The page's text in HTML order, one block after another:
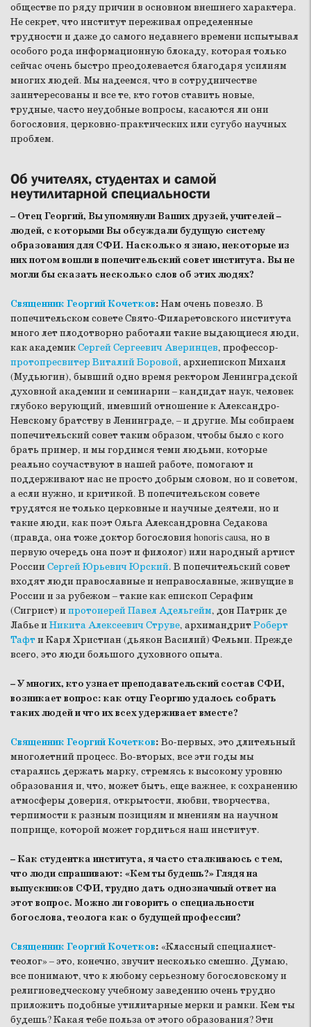
обществе по ряду причин в основном внешнего характера.
Не секрет, что институт переживал определенные
трудности и даже до самого недавнего времени испытывал
особого рода информационную блокаду, которая только
сейчас очень быстро преодолевается благодаря усилиям
многих людей. Мы надеемся, что в сотрудничестве
заинтересованы и все те, кто готов ставить новые,
трудные, часто неудобные вопросы, касаются ли они
богословия, церковно-практических или сугубо научных
проблем.
Об учителях, студентах и самой
неутилитарной специальности
– Отец Георгий, Вы упомянули Ваших друзей, учителей –
людей, с которыми Вы обсуждали будущую систему
образования для СФИ. Насколько я знаю, некоторые из
них потом вошли в попечительский совет института. Вы не
могли бы сказать несколько слов об этих людях?
Священник Георгий Кочетков: Нам очень повезло. В
попечительском совете Свято-Филаретовского института
много лет плодотворно работали такие выдающиеся люди,
как академикСергей Сергеевич Аверинцев, профессор-
протопресвитер Виталий Боровой, архиепископ Михаил
(Мудьюгин), бывший одно время ректором Ленинградской
духовной академии и семинарии – кандидат наук, человек
глубоко верующий, имевший отношение к Александро-
Невскому братству в Ленинграде, – и другие. Мы собираем
попечительский совет таким образом, чтобы было с кого
брать пример, и мы гордимся теми людьми, которые
реально соучаствуют в нашей работе, помогают и
поддерживают нас не просто добрым словом, но и советом,
а если нужно, и критикой. В попечительском совете
трудятся не только церковные и научные деятели, но и
такие люди, как поэт Ольга Александровна Седакова
(правда, она тоже доктор богословия honoris causa, но в
первую очередь она поэт и филолог) или народный артист
РоссииСергей Юрьевич Юрский. В попечительский совет
входят люди православные и неправославные, живущие в
России и за рубежом – такие как епископ Серафим
(Сигрист) ипротоиерей Павел Адельгейм, дон Патрик де
Лабье иНикита Алексеевич Струве, архимандритРоберт
Тафти Карл Христиан (дьякон Василий) Фельми. Прежде
всего, это люди большого духовного опыта.
– У многих, кто узнает преподавательский состав СФИ,
возникает вопрос: как отцу Георгию удалось собрать
таких людей и что их всех удерживает вместе?
Священник Георгий Кочетков: Во-первых, это длительный
многолетний процесс. Во-вторых, все эти годы мы
старались держать марку, стремясь к высокому уровню
образования и, что, может быть, еще важнее, к сохранению
атмосферы доверия, открытости, любви, творчества,
терпимости к разным позициям и мнениям на научном
поприще, которой может гордиться наш институт.
– Как студентка института, я часто сталкиваюсь с тем,
что люди спрашивают: «Кем ты будешь?» Глядя на
выпускников СФИ, трудно дать однозначный ответ на
этот вопрос. Можно ли говорить о специальности
богослова, теолога как о будущей профессии?
Священник Георгий Кочетков: «Классный специалист-
теолог» – это, конечно, звучит несколько смешно. Думаю,
все понимают, что к любому серьезному богословскому и
религиоведческому учебному заведению очень трудно
приложить подобные утилитарные мерки и рамки. Кем ты
будешь? Какая тебе польза от этого образования? Эти